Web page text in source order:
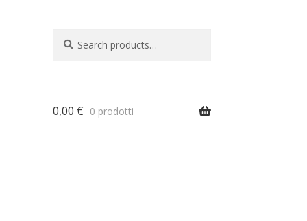
for:
0,00 € 0 prodotti